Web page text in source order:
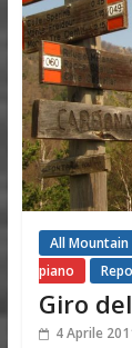
All Mountain
piano
Giro
4 Aprile